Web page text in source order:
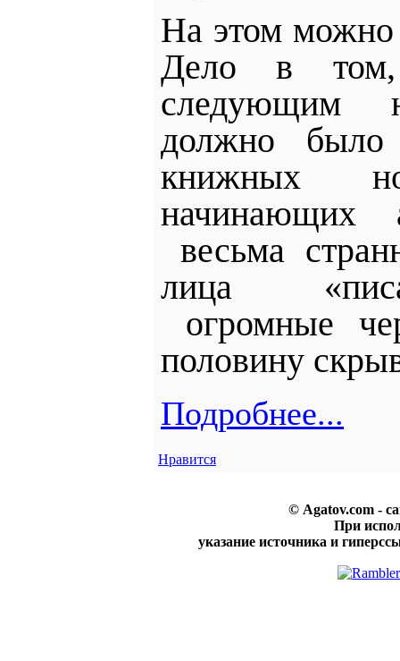
На этом можно
Дело в
следующим
должно
книжных
начинающих
весьма
лица
огромные
половину
Подробнее...
Нравится
© Agatov.com -
При
указание источника и